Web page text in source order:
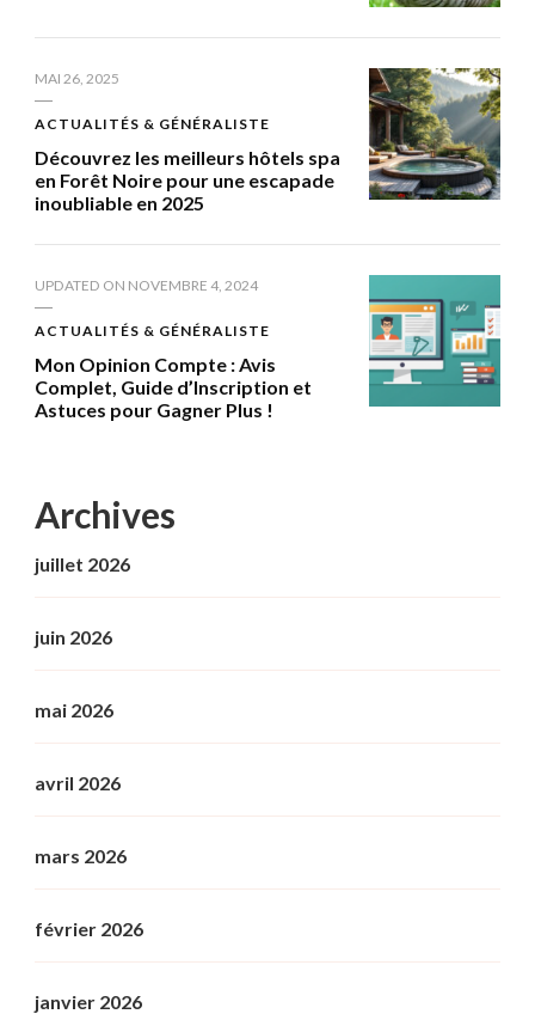
MAI 26, 2025
ACTUALITÉS & GÉNÉRALISTE
Découvrez les meilleurs hôtels spa
en Forêt Noire pour une escapade
inoubliable en 2025
UPDATED ON NOVEMBRE 4, 2024
ACTUALITÉS & GÉNÉRALISTE
Mon Opinion Compte : Avis
Complet, Guide d’Inscription et
Astuces pour Gagner Plus !
Archives
juillet 2026
juin 2026
mai 2026
avril 2026
mars 2026
février 2026
janvier 2026